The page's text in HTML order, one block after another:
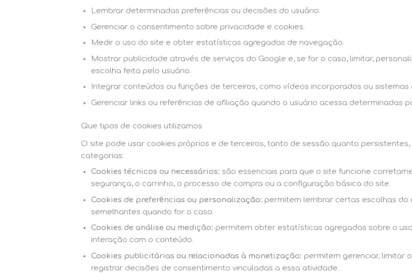
Lembrar determinadas preferências ou decisões do usuário.
Gerenciar o consentimento sobre privacidade e cookies.
Medir o uso do site e obter estatísticas agregadas de navegação.
Mostrar publicidade através de serviços do Google e, se for o caso, limitar,
escolha feita pelo usuário.
Integrar conteúdos ou funções de terceiros, como vídeos incorporados ou
Gerenciar links ou referências de afiliação quando o usuário acessa determinadas
Que tipos de cookies utilizamos
O site pode usar cookies próprios e de terceiros, tanto de sessão quanto
categorias:
Cookies técnicos ou necessários: são essenciais para que o site funcione
segurança, o carrinho, o processo de compra ou a configuração básica do site.
Cookies de preferências ou personalização: permitem lembrar certas escolhas do
semelhantes quando for o caso.
Cookies de análise ou medição: permitem obter estatísticas agregadas sobre o
interação com o conteúdo.
Cookies publicitárias ou relacionadas à monetização: permitem gerenciar, limitar
registrar decisões de consentimento vinculadas a essa atividade.